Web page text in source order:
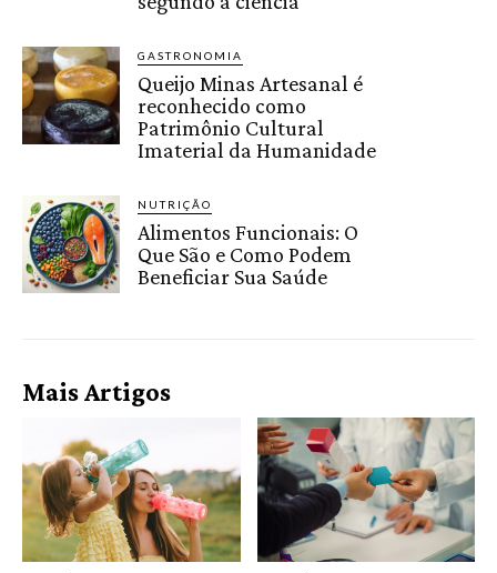
GASTRONOMIA
Queijo Minas Artesanal é
reconhecido como
Patrimônio Cultural
Imaterial da Humanidade
NUTRIÇÃO
Alimentos Funcionais: O
Que São e Como Podem
Beneficiar Sua Saúde
Mais Artigos